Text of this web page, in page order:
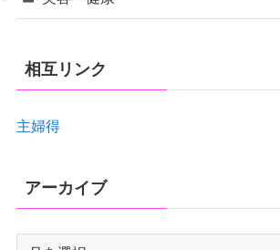
相互リンク
主婦得
アーカイブ